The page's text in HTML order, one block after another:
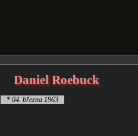
Daniel Roebuck
* 04. března 1963